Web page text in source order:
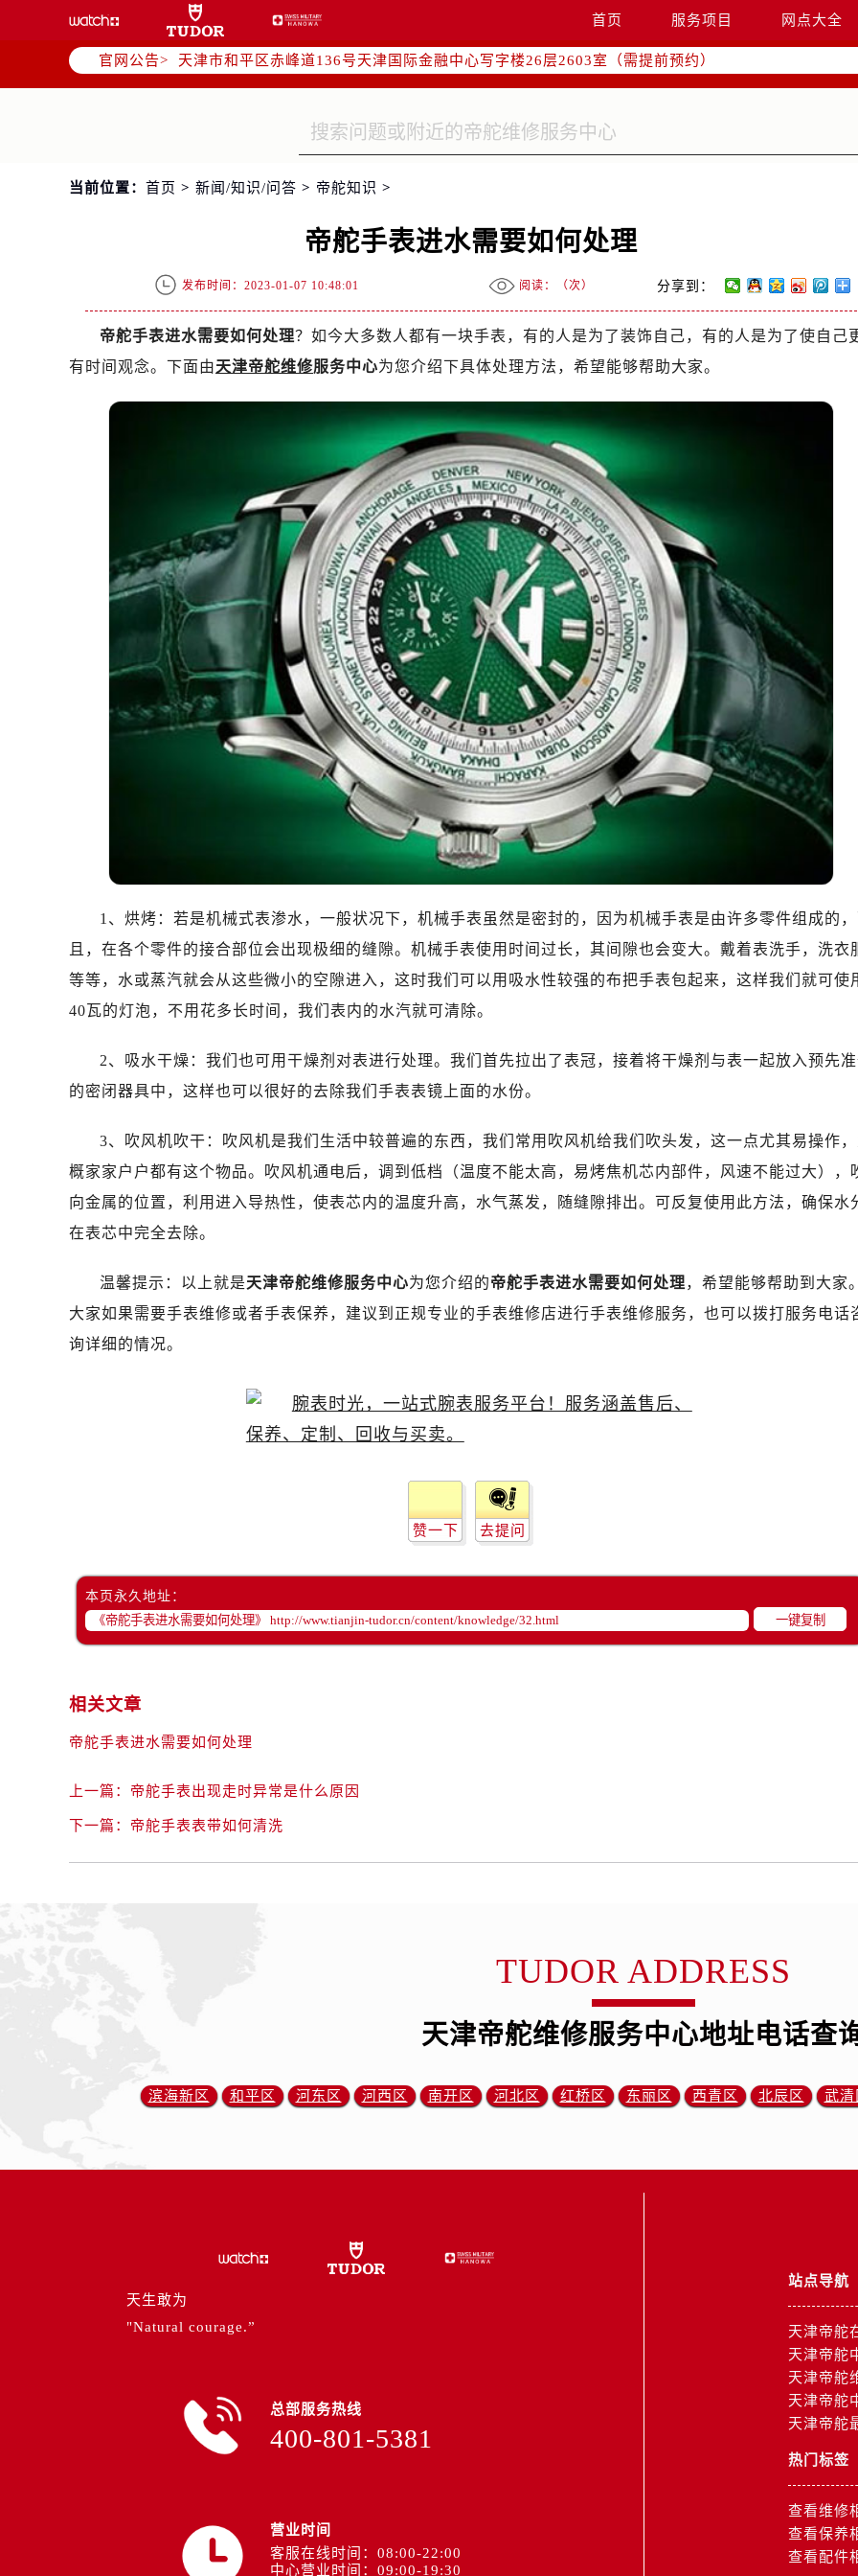
首页 服务项目 网点大全
官网公告>
北京市东城区东长安街1号东方广场写字楼W3座6层602室（需提前预约）
北京市朝阳区建国门外大街甲6号华熙国际中心写字楼D座11层1102室（需提前预约）
天津市和平区赤峰道136号天津国际金融中心写字楼26层2603室（需提前预约）
上海市徐汇区虹桥路3号港汇中心写字楼2座37层3705室（需提前预约）
南京市秦淮区中山南路1号（新街口）南京中心写字楼22层C1-1室（需提前预约）
徐州市鼓楼区淮海东路29号苏宁广场IFC国际金融中心写字楼35层3508室（需提前预约）
盐城市盐都区世纪大道5号盐城金融城写字楼1号楼16层1604室（需提前预约）
泰州市海陵区永定东路399号置地商务中心东塔写字楼（华润万象城）17层1706室（需提前预约）
杭州市上城区钱江路1366号华润大厦写字楼A座5层503-5室（需提前预约）
金华市金东区东市南街777号金华万达广场写字楼4号楼22层2209室（需提前预约）
南昌市红谷滩新区红谷中大道998号绿地双子塔（中央广场）A1座办公楼14层07室（需提前预约）
济南市历下区经十路11111号华润中心写字楼（万象城）15层1508室（需提前预约）
广州市天河区天河路230号万菱汇国际中心写字楼A塔7层704室（需提前预约）
广州市越秀区环市东路371-375号世界贸易中心大厦南塔写字楼15层07室（需提前预约）
深圳市罗湖区深南东路5001号华润大厦写字楼17层1701室（需提前预约）
惠州市惠城区江北文昌一路7号华贸大厦写字楼1座30层05室（需提前预约）
厦门市思明区湖滨东路95号华润大厦写字楼B座11层1104室（需提前预约）
福州市鼓楼区五四路128-1号恒力城写字楼15层03室（需提前预约）
成都市锦江区人民东路6号SAC东原中心写字楼24层2406B室（需提前预约）
重庆市江北区观音桥步行街2号融恒时代广场写字楼9层902室（需提前预约）
长沙市芙蓉区定王台街道建湘路393号世茂环球金融中心写字楼（芙蓉广场）10层13室（需提前预约）
郑州市二七区铭功路10号华润大厦写字楼29层2905室（需提前预约）
太原市迎泽区解放路15号亨得利名表服务中心（品牌授权店）3层整层（需提前预约）
沈阳市沈河区中街路137号亨得利名表服务中心（品牌授权店）1层整层（需提前预约）
沈阳市沈河区中街路83号亨得利名表服务中心（品牌授权店）1层整层（需提前预约）
乌鲁木齐市天山区红山路26号时代广场（CCMALL）C座17层17-B（需提前预约）
温州市鹿城区锦绣路1067号置信广场10层1015室（需提前预约）
大连市中山区人民路15号国际金融大厦7层G室（需提前预约）
佛山市禅城区季华五路57号万科金融中心C座12层1205室（需提前预约）
东莞市东城街道鸿福东路1号民盈国贸中心T1写字楼9层907室（需提前预约）
无锡市梁溪区人民中路139号恒隆广场写字楼1座11层1104室（需提前预约）
苏州市苏州工业园区星港街199号苏州中心办公楼C座22层08室（需提前预约）
武汉市江汉区解放大道686号世界贸易大厦38层09室（需提前预约）
合肥市蜀山区潜山路111号万象城华润大厦B座12楼03室（需提前预约）
泉州市丰泽区宝洲路729号浦西万达中心写字楼A座7楼709室（需提前预约）
烟台市芝罘区胜利路139号万达金融中心A座907室（需提前预约）
长春市朝阳区西安大路727号中银大厦A座(旺进大厦)18层09室（需提前预约）
昆明市盘龙区北京路928号同德昆明广场写字楼10层06室（需提前预约）
石家庄市长安区中山东路39号勒泰中心写字楼B座13层07室（需提前预约）
唐山市路南区新华东道100号万达广场写字楼A座10层1002室（需提前预约）
台州市椒江区东海大道1800号腾达中心东1幢20楼2002室（需提前预约）
甘肃省兰州市七里河区西津西路16号兰州中心写字楼21层2102室（需提前预约）
重庆市解放碑渝中区民权路28号英利国际金融中心写字楼20层01室（需提前预约）
黑龙江省大庆市萨尔图区会战大街帝舵售后服务中心（需提前预约）
黑龙江省鸡西市鸡冠区红军路帝舵售后服务中心（需提前预约）
黑龙江省佳木斯市向阳区长安路帝舵售后服务中心（需提前预约）
黑龙江省双鸭山市尖山区新兴大街帝舵售后服务中心（需提前预约）
吉林省白城市洮北区明仁南街帝舵售后服务中心（需提前预约）
吉林省四平市铁东区紫气大路与南九经街交汇处帝舵售后服务中心（需提前预约）
吉林省通化市东昌区环通乡江南大街帝舵售后服务中心（需提前预约）
吉林省延边市延吉市解放路帝舵售后服务中心（需提前预约）
辽宁省本溪市平山区胜利路帝舵售后服务中心（需提前预约）
辽宁省锦州市古塔区中央大街帝舵售后服务中心（需提前预约）
辽宁省沈阳市沈河区中街路137号亨得利名表维修授权店1楼帝舵售后服务中心（需提前预约）
辽宁省沈阳市沈河区中街路83号亨得利名表维修授权店1楼帝舵售后服务中心（需提前预约）
北京市朝阳区建国门外大街甲6号华熙国际中心D座11层1102室帝舵售后服务中心（需提前预约）
内蒙古自治区阿拉善盟市左旗土尔扈特大街帝舵售后服务中心（需提前预约）
内蒙古自治区巴彦淖尔市临河区新华街帝舵售后服务中心（需提前预约）
当前位置： 首页 > 新闻/知识/问答 > 帝舵知识 >
帝舵手表进水需要如何处理
发布时间：2023-01-07 10:48:01 阅读：（次） 分享到：
帝舵手表进水需要如何处理？如今大多数人都有一块手表，有的人是为了装饰自己，有的人是为了使自己
有时间观念。下面由天津帝舵维修服务中心为您介绍下具体处理方法，希望能够帮助大家。
1、烘烤：若是机械式表渗水，一般状况下，机械手表虽然是密封的，因为机械手表是由许多零件组成的，
且，在各个零件的接合部位会出现极细的缝隙。机械手表使用时间过长，其间隙也会变大。戴着表洗手，洗衣
等等，水或蒸汽就会从这些微小的空隙进入，这时我们可以用吸水性较强的布把手表包起来，这样我们就可使
40瓦的灯泡，不用花多长时间，我们表内的水汽就可清除。
2、吸水干燥：我们也可用干燥剂对表进行处理。我们首先拉出了表冠，接着将干燥剂与表一起放入预先
的密闭器具中，这样也可以很好的去除我们手表表镜上面的水份。
3、吹风机吹干：吹风机是我们生活中较普遍的东西，我们常用吹风机给我们吹头发，这一点尤其易操作，
概家家户户都有这个物品。吹风机通电后，调到低档（温度不能太高，易烤焦机芯内部件，风速不能过大），
向金属的位置，利用进入导热性，使表芯内的温度升高，水气蒸发，随缝隙排出。可反复使用此方法，确保水
在表芯中完全去除。
温馨提示：以上就是天津帝舵维修服务中心为您介绍的帝舵手表进水需要如何处理，希望能够帮助到大家。
大家如果需要手表维修或者手表保养，建议到正规专业的手表维修店进行手表维修服务，也可以拨打服务电话
询详细的情况。
赞一下 去提问
本页永久地址：
一键复制
相关文章
帝舵手表进水需要如何处理
上一篇： 帝舵手表出现走时异常是什么原因
下一篇： 帝舵手表表带如何清洗
TUDOR ADDRESS
天津帝舵维修服务中心地址电话查
滨海新区 和平区 河东区 河西区 南开区 河北区 红桥区 东丽区 西青区 北辰区 武清
天生敢为
"Natural courage.”
总部服务热线
400-801-5381
营业时间
客服在线时间：08:00-22:00
中心营业时间：09:00-19:30
站点导航
天津帝舵
天津帝舵
天津帝舵
天津帝舵
天津帝舵
热门标签
查看维修
查看保养
查看配件